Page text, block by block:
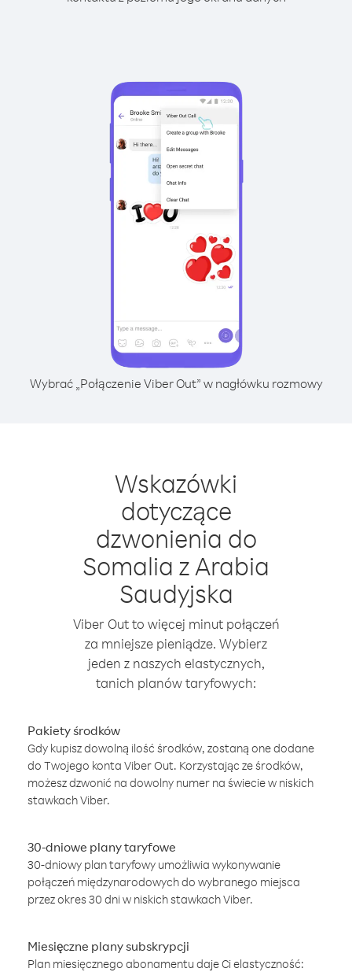
Wybrać „Połączenie Viber Out” w nagłówku rozmowy
Wskazówki
dotyczące
dzwonienia do
Somalia z Arabia
Saudyjska
Viber Out to więcej minut połączeń
za mniejsze pieniądze. Wybierz
jeden z naszych elastycznych,
tanich planów taryfowych:
Pakiety środków
Gdy kupisz dowolną ilość środków, zostaną one dodane
do Twojego konta Viber Out. Korzystając ze środków,
możesz dzwonić na dowolny numer na świecie w niskich
stawkach Viber.
30-dniowe plany taryfowe
30-dniowy plan taryfowy umożliwia wykonywanie
połączeń międzynarodowych do wybranego miejsca
przez okres 30 dni w niskich stawkach Viber.
Miesięczne plany subskrypcji
Plan miesięcznego abonamentu daje Ci elastyczność: